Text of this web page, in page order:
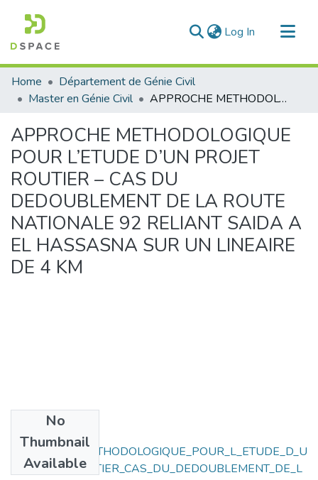
Log In (current)
Communities & Collections
All of DSpace
Home
Département de Génie Civil
Master en Génie Civil
APPROCHE METHODOLOGIQUE POUR L’ETUDE D’UN PROJET ROUTIER – CAS DU DEDOUBLEMENT DE LA ROUTE NATIONALE 92 RELIANT SAIDA A EL HASSASNA SUR UN LINEAIRE DE 4 KM
APPROCHE METHODOLOGIQUE
POUR L’ETUDE D’UN PROJET
ROUTIER – CAS DU
DEDOUBLEMENT DE LA ROUTE
NATIONALE 92 RELIANT SAIDA A
EL HASSASNA SUR UN LINEAIRE
DE 4 KM
No
Thumbnail
Available
APPROCHE_METHODOLOGIQUE_POUR_L_ETUDE_D_U
N_PROJET_ROUTIER_CAS_DU_DEDOUBLEMENT_DE_L